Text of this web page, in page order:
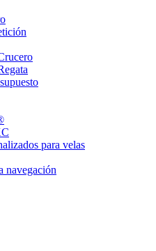
para velas
navegación